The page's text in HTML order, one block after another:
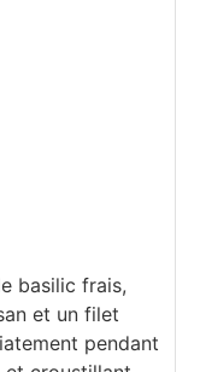
basilic frais,
et un filet
pendant